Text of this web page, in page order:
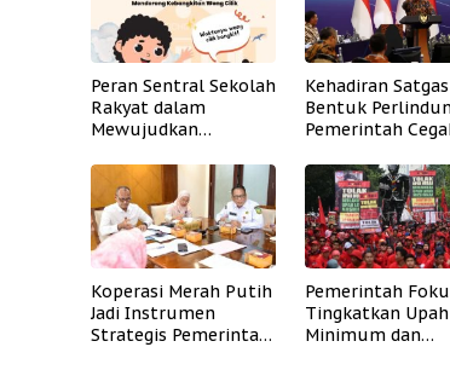
Peran Sentral Sekolah
Rakyat dalam
Mewujudkan
Kehadiran
Bentuk
Pemerintah
Koperasi Merah Putih
Jadi Instrumen
Strategis Pemerintah
Pemerintah
Tingkatkan Upah
Minimum dan